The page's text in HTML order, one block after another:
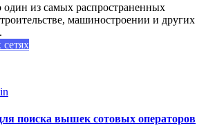
из самых распространенных
машиностроении и других
поиска вышек сотовых операторов